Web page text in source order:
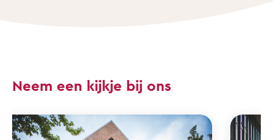
Neem een kijkje bij ons